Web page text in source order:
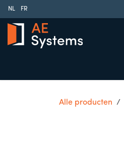
Overslaan naar inhoud
NL FR
Alle producten